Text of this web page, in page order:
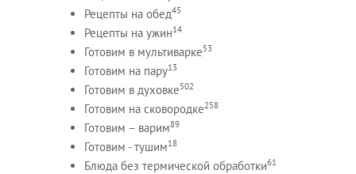
Рецепты на обед45
Рецепты на ужин14
Готовим в мультиварке53
Готовим на пару13
Готовим в духовке502
Готовим на сковородке258
Готовим – варим89
Готовим - тушим18
Блюда без термической обработки61